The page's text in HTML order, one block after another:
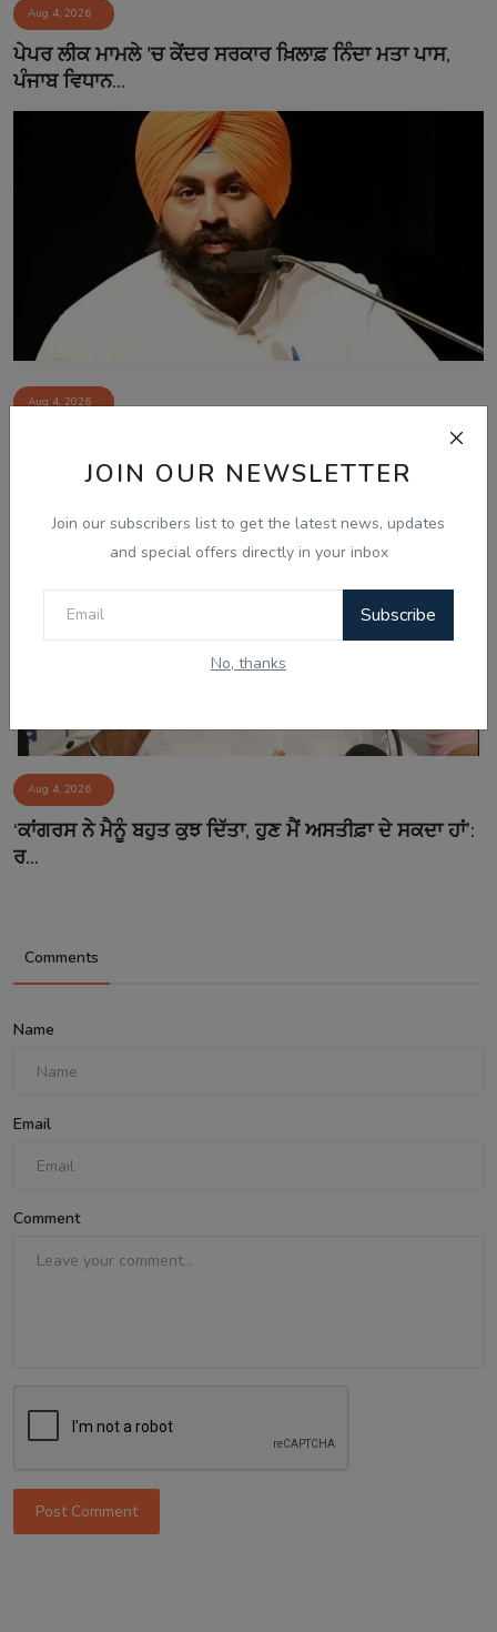
JOIN OUR NEWSLETTER
Join our subscribers list to get the latest news, updates
and special offers directly in your inbox
Subscribe
No, thanks
Aug 4, 2026
ਪੇਪਰ ਲੀਕ ਮਾਮਲੇ 'ਚ ਕੇਂਦਰ ਸਰਕਾਰ ਖ਼ਿਲਾਫ਼ ਨਿੰਦਾ ਮਤਾ ਪਾਸ,
ਪੰਜਾਬ ਵਿਧਾਨ...
Aug 4, 2026
ਪੰਜਾਬ ਵਿੱਚ ਸਫ਼ਾਈ ਸੇਵਕਾਂ ਅਤੇ ਸੀਵਰਮੈਨਾਂ ਦੀ ਹੜਤਾਲ ਖ਼ਤਮ,
ਸਰਕਾਰ ਨਾਲ ਸ...
Aug 4, 2026
‘ਕਾਂਗਰਸ ਨੇ ਮੈਨੂੰ ਬਹੁਤ ਕੁਝ ਦਿੱਤਾ, ਹੁਣ ਮੈਂ ਅਸਤੀਫ਼ਾ ਦੇ ਸਕਦਾ ਹਾਂ’:
ਰ...
Comments
Name
Email
Comment
Post Comment